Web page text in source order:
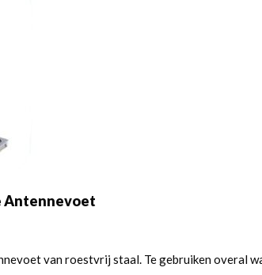
Antennevoet
van roestvrij staal. Te gebruiken overal